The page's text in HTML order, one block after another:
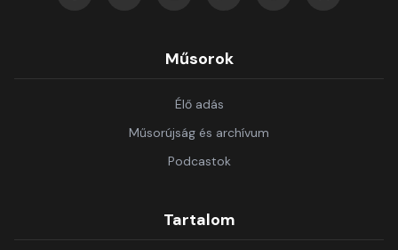
Műsorok
Élő adás
Műsorújság és archívum
Podcastok
Tartalom